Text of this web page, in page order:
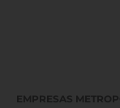
EMPRESAS